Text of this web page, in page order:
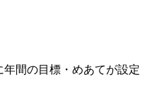
年間の目標・めあてが設定